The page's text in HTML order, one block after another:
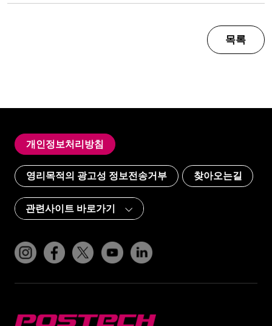
목록
개인정보처리방침
영리목적의 광고성 정보전송거부 찾아오는길